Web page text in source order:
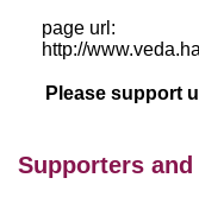
page url:
http://
Please support
Supporters